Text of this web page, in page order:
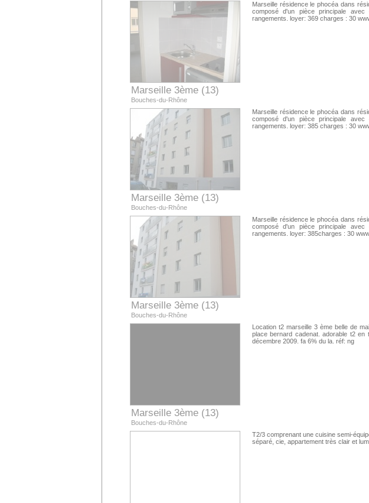
Marseille 3ème (13)
Bouches-du-Rhône
Marseille résidence le phocéa dans
composé d'un pièce principale
rangements. loyer: 369 charges : 30
Marseille 3ème (13)
Bouches-du-Rhône
Marseille résidence le phocéa dans
composé d'un pièce principale
rangements. loyer: 385 charges : 30
Marseille 3ème (13)
Bouches-du-Rhône
Marseille résidence le phocéa dans
composé d'un pièce principale
rangements. loyer: 385charges : 30
Marseille 3ème (13)
Bouches-du-Rhône
Location t2 marseille 3 ème belle de
place bernard cadenat. adorable t2 en
décembre 2009. fa 6% du la. réf: ng
T2/3 comprenant une cuisine semi-
séparé, cie, appartement très clair et